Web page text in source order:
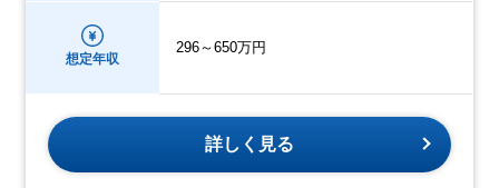
想定年収
296～650万円
詳しく見る